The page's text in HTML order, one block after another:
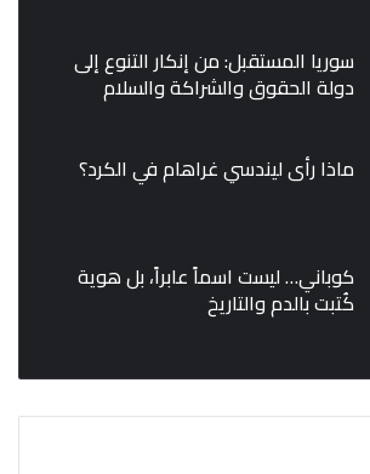
سوريا المستقبل: من إنكار التنوع إلى
دولة الحقوق والشراكة والسلام
ماذا رأى ليندسي غراهام في الكرد؟
كوباني… ليست اسماً عابراً، بل هوية
كُتبت بالدم والتاريخ